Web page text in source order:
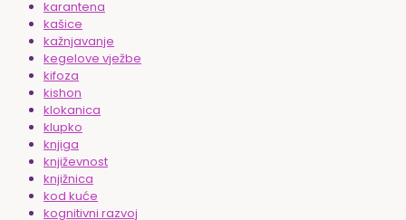
karantena
kašice
kažnjavanje
kegelove vježbe
kifoza
kishon
klokanica
klupko
knjiga
književnost
knjižnica
kod kuće
kognitivni razvoj